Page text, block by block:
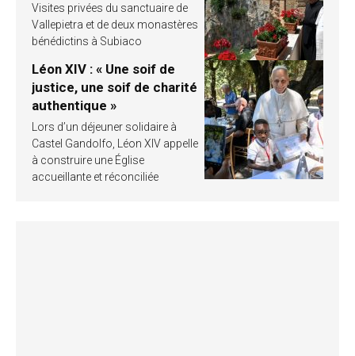
Visites privées du sanctuaire de
Vallepietra et de deux monastères
bénédictins à Subiaco
Léon XIV : « Une soif de
justice, une soif de charité
authentique »
Lors d’un déjeuner solidaire à
Castel Gandolfo, Léon XIV appelle
à construire une Église
accueillante et réconciliée